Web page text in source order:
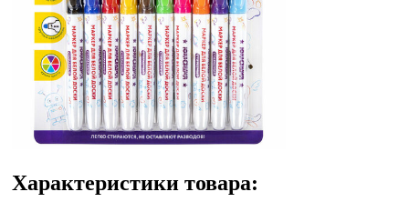
Характеристики товара: